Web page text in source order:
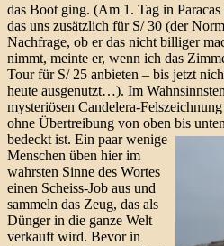
das Boot ging. (Am 1. Tag in
das uns zusätzlich für S/ 30 (der
Nachfrage, ob er das nicht billiger
nimmt, meinte er, wenn ich das
Tour für S/ 25 anbieten – bis jetzt
heute ausgenutzt…). Im
mysteriösen Candelera-
ohne Übertreibung von oben bis
bedeckt ist. Ein paar wenige
Menschen üben hier im
wahrsten Sinne des Wortes
einen Scheiss-Job aus und
sammeln das Zeug, das als
Dünger in die ganze Welt
verkauft wird. Bevor in